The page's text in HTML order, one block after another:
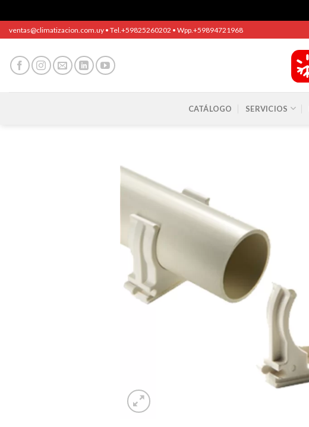
Saltar
al
contenido
ventas@climatizacion.com.uy • Tel.+59825260202 • Wpp.+59894721968
CATÁLOGO SERVICIOS